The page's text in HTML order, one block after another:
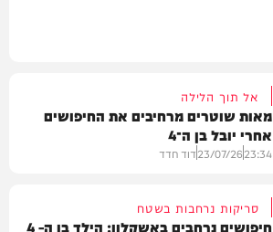
אל תוך הלילה
מאות שוטרים מרחיבים את החיפושים
אחרי יובל בן ה־4
23:34
23/07/26דוד חדד
סריקות נרחבות בשטח
חיפושים נרחבים באשקלון: הילד בן ה- 4